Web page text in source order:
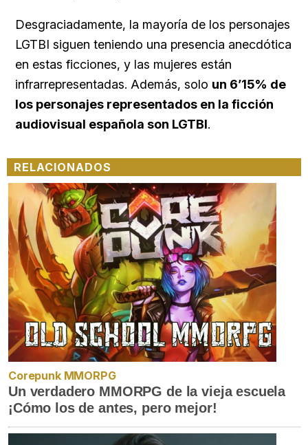
Desgraciadamente, la mayoría de los personajes
LGTBI siguen teniendo una presencia anecdótica
en estas ficciones, y las mujeres están
infrarrepresentadas. Además, solo un 6’15% de
los personajes representados en la ficción
audiovisual española son LGTBI.
RELACIONADOS
Corepunk MMORPG
Un verdadero MMORPG de la vieja escuela
¡Cómo los de antes, pero mejor!